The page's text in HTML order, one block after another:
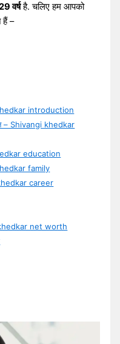
वर्षहै. चलिए हम आपको
हैं –
introduction
– Shivangi khedkar
education
family
career
khedkar net worth